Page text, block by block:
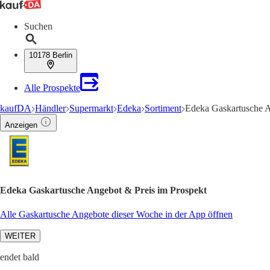
Suchen
10178 Berlin
Alle Prospekte
kaufDA Händler Supermarkt Edeka Sortiment Edeka Gaskartusche
Anzeigen
Edeka Gaskartusche Angebot & Preis im Prospekt
Alle Gaskartusche Angebote dieser Woche in der App öffnen
WEITER
endet bald